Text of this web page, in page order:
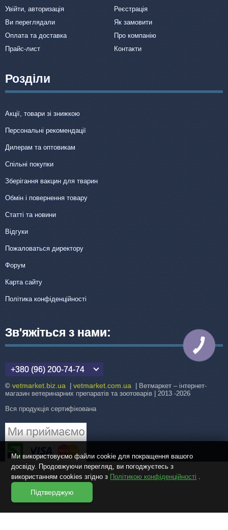
Увійти, авторизація
Реєстрація
Ви переглядали
Як замовити
Оплата та доставка
Про компанію
Прайс-лист
Контакти
Розділи
Акції, товари зі знижкою
Персональні рекомендації
Дилерам та оптовикам
Спільні покупки
Зберігання вакцин для тварин
Обмін і повернення товару
Статті та новини
Відгуки
Пожаловаться директору
Форум
Карта сайту
Політика конфіденційності
Зв'яжіться з нами:
+380 (96) 200-74-74
© vetmarket.biz.ua vetmarket.com.ua | Ветмаркет – інтернет-
магазин ветеринарних препаратів та зоотоварів | 2013 -2026
Вся продукція сертифікована
Ми використовуємо файли cookie для покращення вашого
досвіду. Продовжуючи перегляд, ви погоджуєтесь з
використанням cookies згідно з Політикою конфіденційності .
Підтверджую
КНОПКА
ЗВ'ЯЗКУ